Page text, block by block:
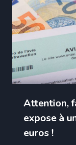
Attention,
expose à
euros !